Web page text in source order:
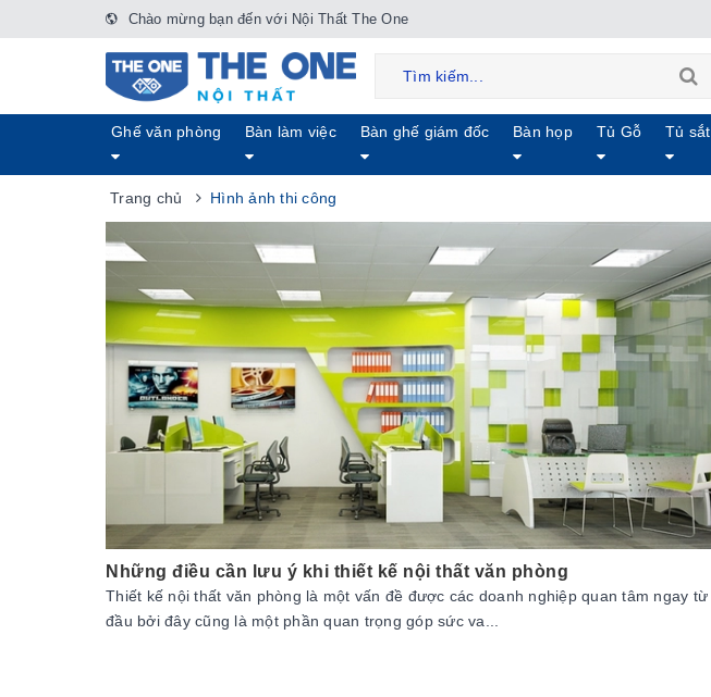
Chào mừng bạn đến với Nội Thất The One
Ghế văn phòng Bàn làm việc Bàn ghế giám đốc Bàn họp Tủ Gỗ Tủ sắt
Trang chủ Hình ảnh thi công
Những điều cần lưu ý khi thiết kế nội thất văn phòng
Thiết kế nội thất văn phòng là một vấn đề được các doanh nghiệp quan tâm ngay từ
đầu bởi đây cũng là một phần quan trọng góp sức va...